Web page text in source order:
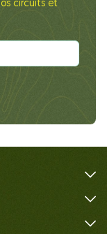
circuits et